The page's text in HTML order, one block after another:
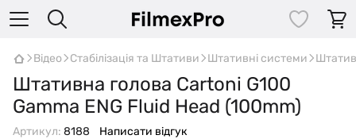
Відео Стабілізація та Штативи Штативні системи
Штативна голова Cartoni G100
Gamma ENG Fluid Head (100mm)
Артикул: 8188 Написати відгук